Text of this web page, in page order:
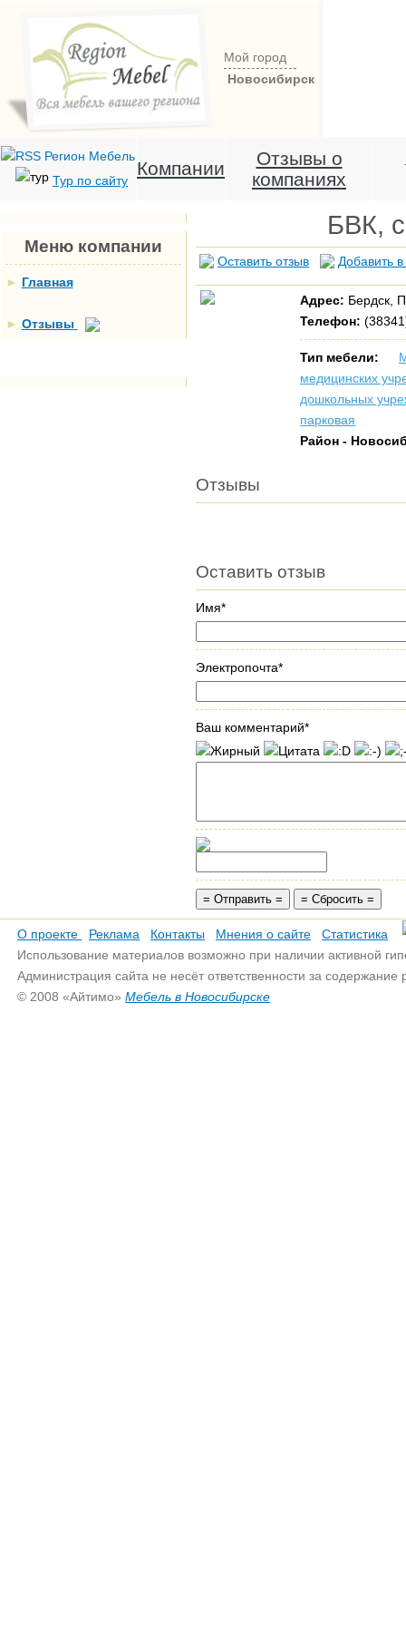
Мой город
Новосибирск
Тур по сайту
Компании
Отзывы о
компаниях
Меню компании
► Главная
► Отзывы
БВК,
Оставить отзыв Добавить в
Адрес: Бердск,
Телефон:
Тип мебели:
медицинских
дошкольных
парковая
Район -
Отзывы
Оставить отзыв
Имя*
Электропочта*
Ваш комментарий*
О проекте Реклама Контакты Мнения о сайте
Статистика
Использование материалов возможно при наличии активной
Администрация сайта не несёт ответственности за
© 2008 «Айтимо» Мебель в Новосибирске